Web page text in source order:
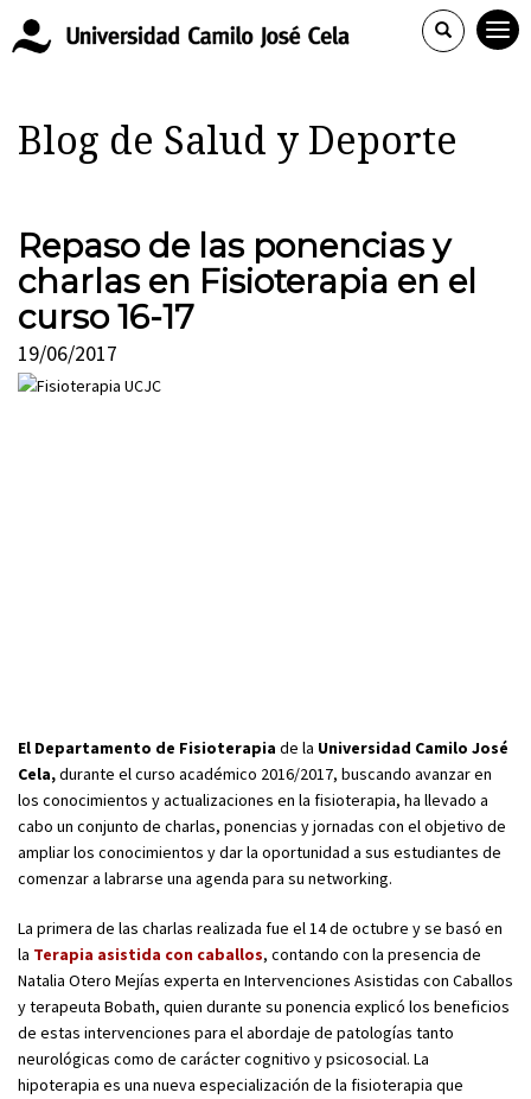
Blog de Salud y Deporte
Repaso de las ponencias y
charlas en Fisioterapia en el
curso 16-17
19/06/2017
El Departamento de Fisioterapia de la Universidad Camilo José
Cela,durante el curso académico 2016/2017, buscando avanzar en
los conocimientos y actualizaciones en la fisioterapia, ha llevado a
cabo un conjunto de charlas, ponencias y jornadas con el objetivo de
ampliar los conocimientos y dar la oportunidad a sus estudiantes de
comenzar a labrarse una agenda para su networking.
La primera de las charlas realizada fue el 14 de octubre y se basó en
la Terapia asistida con caballos, contando con la presencia de
Natalia Otero Mejías experta en Intervenciones Asistidas con Caballos
y terapeuta Bobath, quien durante su ponencia explicó los beneficios
de estas intervenciones para el abordaje de patologías tanto
neurológicas como de carácter cognitivo y psicosocial. La
hipoterapia es una nueva especialización de la fisioterapia que